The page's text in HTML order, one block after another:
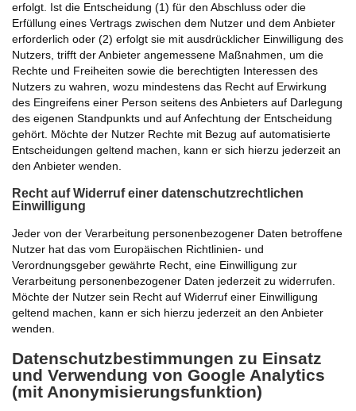
erfolgt. Ist die Entscheidung (1) für den Abschluss oder die
Erfüllung eines Vertrags zwischen dem Nutzer und dem Anbieter
erforderlich oder (2) erfolgt sie mit ausdrücklicher Einwilligung des
Nutzers, trifft der Anbieter angemessene Maßnahmen, um die
Rechte und Freiheiten sowie die berechtigten Interessen des
Nutzers zu wahren, wozu mindestens das Recht auf Erwirkung
des Eingreifens einer Person seitens des Anbieters auf Darlegung
des eigenen Standpunkts und auf Anfechtung der Entscheidung
gehört. Möchte der Nutzer Rechte mit Bezug auf automatisierte
Entscheidungen geltend machen, kann er sich hierzu jederzeit an
den Anbieter wenden.
Recht auf Widerruf einer datenschutzrechtlichen
Einwilligung
Jeder von der Verarbeitung personenbezogener Daten betroffene
Nutzer hat das vom Europäischen Richtlinien- und
Verordnungsgeber gewährte Recht, eine Einwilligung zur
Verarbeitung personenbezogener Daten jederzeit zu widerrufen.
Möchte der Nutzer sein Recht auf Widerruf einer Einwilligung
geltend machen, kann er sich hierzu jederzeit an den Anbieter
wenden.
Datenschutzbestimmungen zu Einsatz
und Verwendung von Google Analytics
(mit Anonymisierungsfunktion)